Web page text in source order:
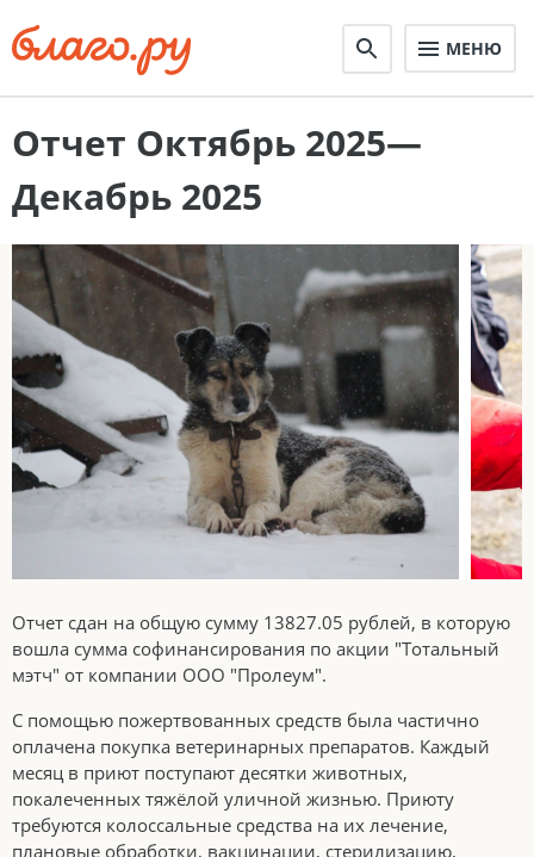
МЕНЮ
Отчет Октябрь 2025—
Декабрь 2025
Отчет сдан на общую сумму 13827.05 рублей, в которую
вошла сумма софинансирования по акции "Тотальный
мэтч" от компании ООО "Пролеум".
С помощью пожертвованных средств была частично
оплачена покупка ветеринарных препаратов. Каждый
месяц в приют поступают десятки животных,
покалеченных тяжёлой уличной жизнью. Приюту
требуются колоссальные средства на их лечение,
плановые обработки, вакцинации, стерилизацию,